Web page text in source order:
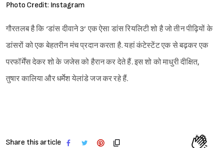
Photo Credit: Instagram
गौरतलब है कि ‘डांस दीवाने 3’ एक ऐसा डांस रियलिटी शो है जो तीन पीढ़ियों के
डांसरों को एक बेहतरीन मंच प्रदान करता है. यहां कंटेस्टेंट एक से बढ़कर एक
परफॉर्मेंस देकर शो के जजेस को हैरान कर देते हैं. इस शो को माधुरी दीक्षित,
तुषार कालिया और धर्मेश येलांडे जज कर रहे हैं.
Share this article